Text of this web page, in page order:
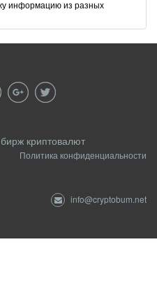
информацию из разных
криптовалют
Политика конфиденциальности
info@cryptobum.net